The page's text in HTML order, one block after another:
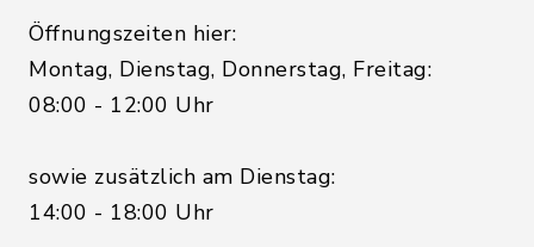
Öffnungszeiten hier:
Montag, Dienstag, Donnerstag, Freitag:
08:00 - 12:00 Uhr
sowie zusätzlich am Dienstag:
14:00 - 18:00 Uhr